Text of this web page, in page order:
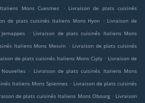
Mons Cuesmes . Livraison de plats cuisinés
de plats cuisinés Italiens Mons Hyon . Livraison de
. Livraison de plats cuisinés Italiens Mons
Italiens Mons Mesvin . Livraison de plats cuisinés
de plats cuisinés Italiens Mons Ciply . Livraison de
. Livraison de plats cuisinés Italiens Mons
Italiens Mons Spiennes . Livraison de plats cuisinés
de plats cuisinés Italiens Mons Obourg . Livraison